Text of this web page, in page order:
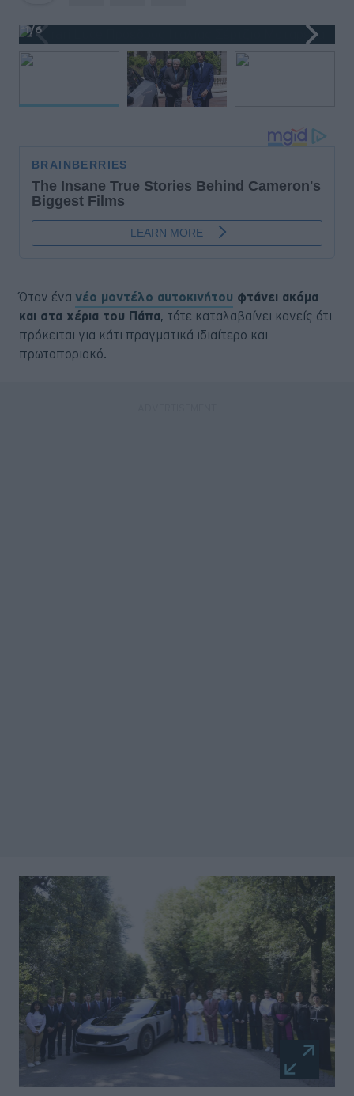
1/6
Όταν ένα νέο μοντέλο αυτοκινήτου φτάνει ακόμα
και στα χέρια του Πάπα, τότε καταλαβαίνει κανείς ότι
πρόκειται για κάτι πραγματικά ιδιαίτερο και
πρωτοποριακό.
Συνεντεύξεις